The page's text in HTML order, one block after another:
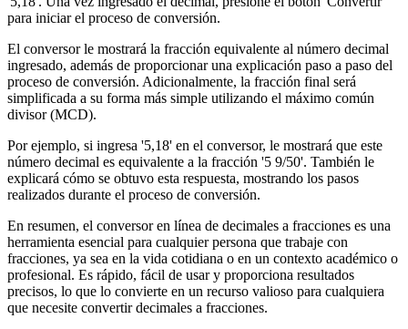
para iniciar el proceso de conversión.
El conversor le mostrará la fracción equivalente al número decimal
ingresado, además de proporcionar una explicación paso a paso del
proceso de conversión. Adicionalmente, la fracción final será
simplificada a su forma más simple utilizando el máximo común
divisor (MCD).
Por ejemplo, si ingresa '5,18' en el conversor, le mostrará que este
número decimal es equivalente a la fracción '5 9/50'. También le
explicará cómo se obtuvo esta respuesta, mostrando los pasos
realizados durante el proceso de conversión.
En resumen, el conversor en línea de decimales a fracciones es una
herramienta esencial para cualquier persona que trabaje con
fracciones, ya sea en la vida cotidiana o en un contexto académico o
profesional. Es rápido, fácil de usar y proporciona resultados
precisos, lo que lo convierte en un recurso valioso para cualquiera
que necesite convertir decimales a fracciones.